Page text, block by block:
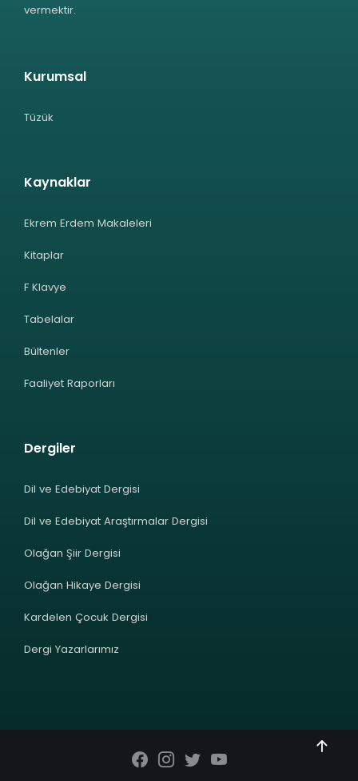
vermektir.
Kurumsal
Tüzük
Kaynaklar
Ekrem Erdem Makaleleri
Kitaplar
F Klavye
Tabelalar
Bültenler
Faaliyet Raporları
Dergiler
Dil ve Edebiyat Dergisi
Dil ve Edebiyat Araştırmalar Dergisi
Olağan Şiir Dergisi
Olağan Hikaye Dergisi
Kardelen Çocuk Dergisi
Dergi Yazarlarımız